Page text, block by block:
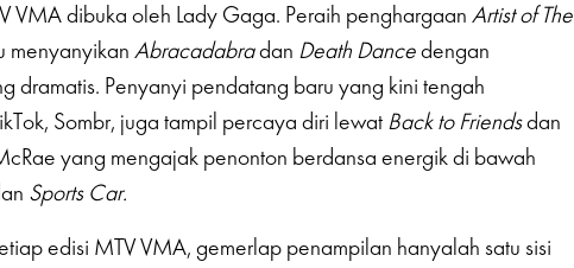
VMA dibuka oleh Lady Gaga. Peraih penghargaan Artist of The
menyanyikan Abracadabradan Death Dancedengan
dramatis. Penyanyi pendatang baru yang kini tengah
Sombr, juga tampil percaya diri lewat Back to Friendsdan
yang mengajak penonton berdansa energik di bawah
Sports Car.
edisi MTV VMA, gemerlap penampilan hanyalah satu sisi